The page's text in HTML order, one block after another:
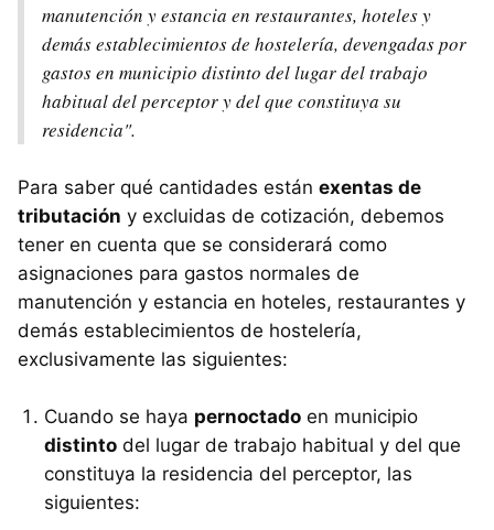
manutención y estancia en restaurantes, hoteles y
demás establecimientos de hostelería, devengadas por
gastos en municipio distinto del lugar del trabajo
habitual del perceptor y del que constituya su
residencia".
Para saber qué cantidades están exentas de
tributación y excluidas de cotización, debemos
tener en cuenta que se considerará como
asignaciones para gastos normales de
manutención y estancia en hoteles, restaurantes y
demás establecimientos de hostelería,
exclusivamente las siguientes:
Cuando se haya pernoctado en municipio
distinto del lugar de trabajo habitual y del que
constituya la residencia del perceptor, las
siguientes: